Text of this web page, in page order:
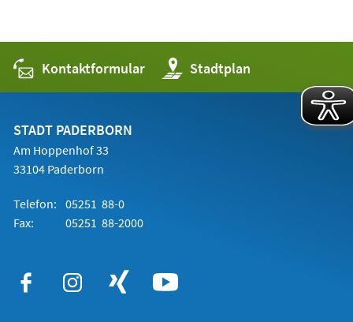
Kontaktformular Stadtplan
(Öffnet
in
einem
STADT PADERBORN
Am Hoppenhof 33
33104 Paderborn
Telefon: 05251 88-0
Fax:
05251 88-2000